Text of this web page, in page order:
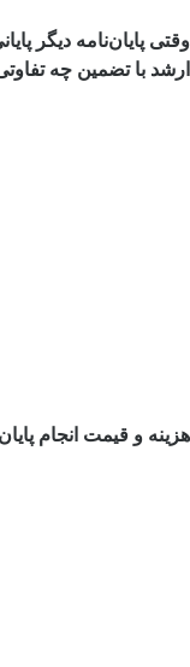
وقتی پایان‌نامه دیگر
ارشد با تضمین چه
هزینه و قیمت انجام